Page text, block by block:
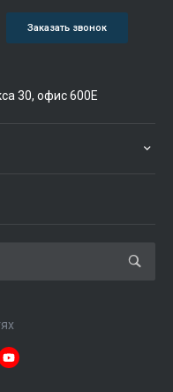
Заказать звонок
30, офис 600Е